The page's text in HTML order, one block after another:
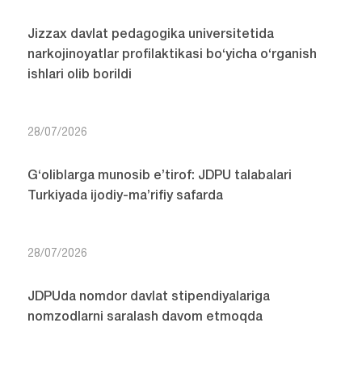
Jizzax davlat pedagogika universitetida
narkojinoyatlar profilaktikasi bo‘yicha o‘rganish
ishlari olib borildi
28/07/2026
G‘oliblarga munosib e’tirof: JDPU talabalari
Turkiyada ijodiy-ma’rifiy safarda
28/07/2026
JDPUda nomdor davlat stipendiyalariga
nomzodlarni saralash davom etmoqda